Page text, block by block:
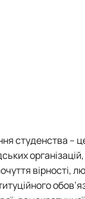
студенства –